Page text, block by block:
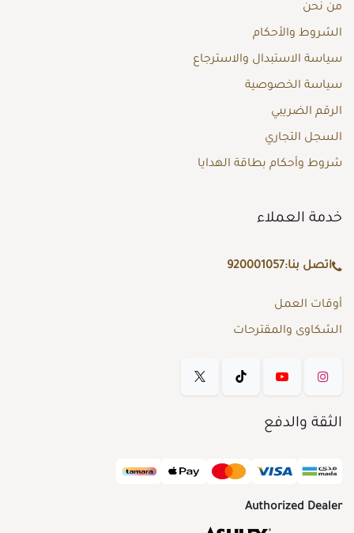
من نحن
الشروط والأحكام
سياسة الاستبدال والاسترجاع
سياسة الخصوصية
الرقم الضريبي
السجل التجاري
شروط وأحكام بطاقة الهدايا
خدمة العملاء
اتصل بنا:920001057
أوقات العمل
الشكاوى والمقترحات
الثقة والدفع
Authorized Dealer